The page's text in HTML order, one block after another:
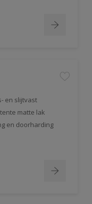
en slijtvast
matte lak
en doorharding